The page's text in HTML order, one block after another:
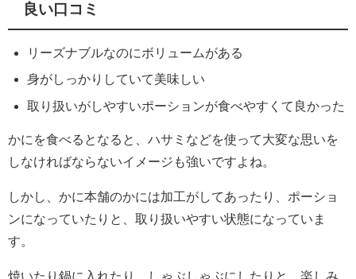
良い口コミ
リーズナブルなのにボリュームがある
身がしっかりしていて美味しい
取り扱いがしやすいポーションが食べやすくて良かった
かにを食べるとなると、 ハサミなどを使って大変な思いを
しなければならないイメージも強いですよね。
しかし、かに本舗のかには加工がしてあったり、 ポーショ
ンになっていたりと、 取り扱いやすい状態になっていま
す。
焼いたり鍋に入れたり、
しゃぶしゃぶにしたりと、楽しみ